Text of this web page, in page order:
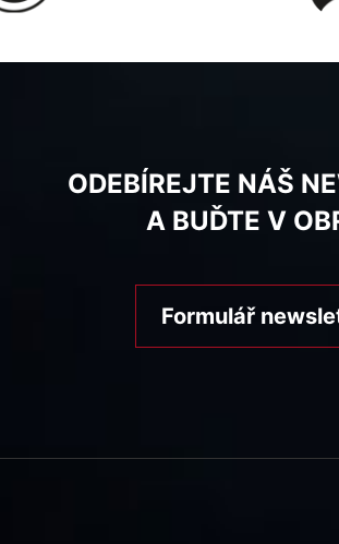
ODEBÍREJTE NÁŠ
A BUĎTE V
Formulář